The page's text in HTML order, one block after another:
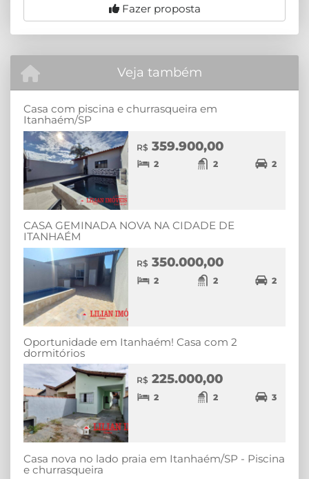
Fazer proposta
Veja também
Casa com piscina e churrasqueira em
Itanhaém/SP
R$ 359.900,00
2 2 2
CASA GEMINADA NOVA NA CIDADE DE
ITANHAÉM
R$ 350.000,00
2 2 2
Oportunidade em Itanhaém! Casa com 2
dormitórios
R$ 225.000,00
2 2 3
Casa nova no lado praia em Itanhaém/SP - Piscina
e churrasqueira